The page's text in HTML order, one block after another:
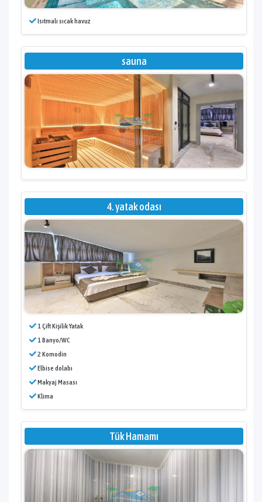
Isıtmalı sıcak havuz
sauna
4. yatak odası
1 Çift Kişilik Yatak
1 Banyo/WC
2 Komodin
Elbise dolabı
Makyaj Masası
Klima
Tük Hamamı